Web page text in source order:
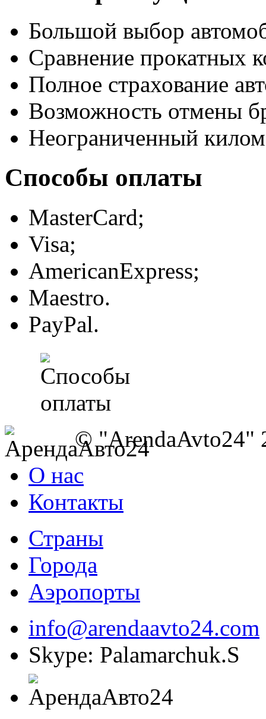
Большой выбор
Сравнение прокатных
Полное страхование
Возможность отмены
Неограниченный
Способы оплаты
MasterCard;
Visa;
AmericanExpress;
Maestro.
PayPal.
© "ArendaAvto24"
О нас
Контакты
Страны
Города
Аэропорты
info@arendaavto24.com
Skype: Palamarchuk.S